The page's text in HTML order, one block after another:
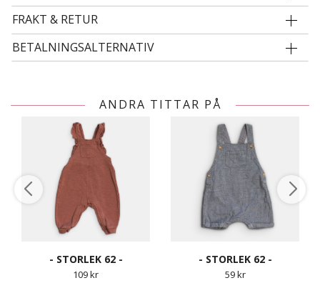
FRAKT & RETUR
BETALNINGSALTERNATIV
ANDRA TITTAR PÅ
- STORLEK 62 -
109 kr
- STORLEK 62 -
59 kr